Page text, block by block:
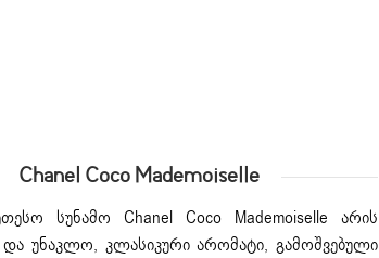
Chanel Coco Mademoiselle
სუნამო Chanel Coco Mademoiselle არის
უნაკლო, კლასიკური არომატი, გამოშვებული